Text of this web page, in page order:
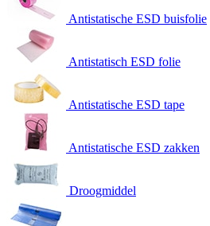
Antistatische ESD buisfolie
Antistatisch ESD folie
Antistatische ESD tape
Antistatische ESD zakken
Droogmiddel